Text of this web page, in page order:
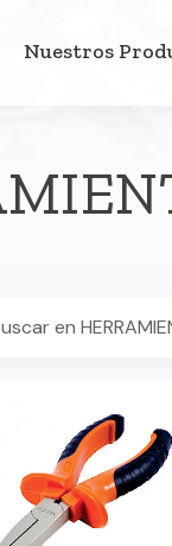
Nuestros